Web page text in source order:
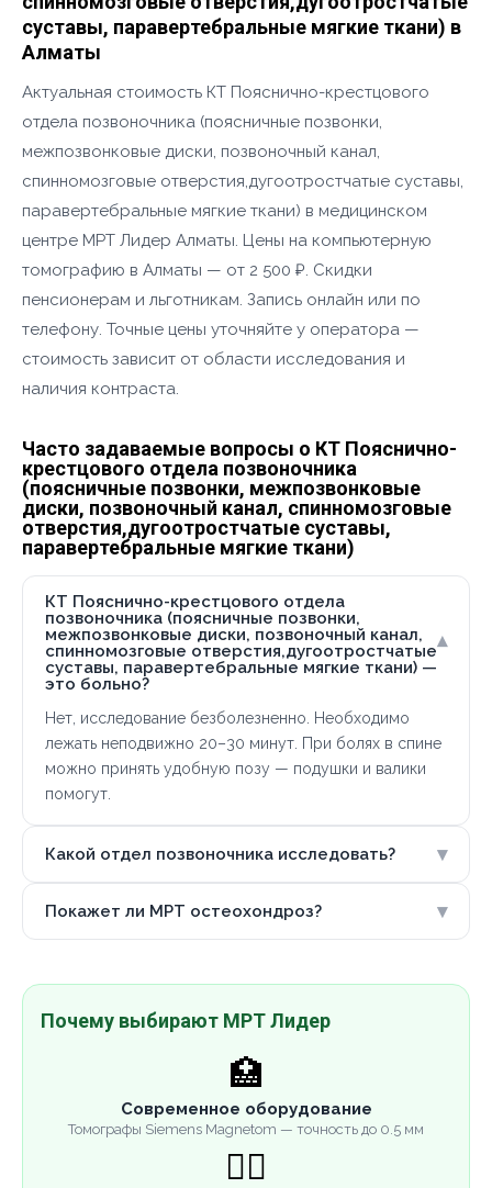
суставы, паравертебральные мягкие ткани) в
Алматы
Актуальная стоимость КТ Пояснично-крестцового
отдела позвоночника (поясничные позвонки,
межпозвонковые диски, позвоночный канал,
спинномозговые отверстия,дугоотростчатые суставы,
паравертебральные мягкие ткани) в медицинском
центре МРТ Лидер Алматы. Цены на компьютерную
томографию в Алматы — от 2 500 ₽. Скидки
пенсионерам и льготникам. Запись онлайн или по
телефону. Точные цены уточняйте у оператора —
стоимость зависит от области исследования и
наличия контраста.
Часто задаваемые вопросы о КТ Пояснично-
крестцового отдела позвоночника
(поясничные позвонки, межпозвонковые
диски, позвоночный канал, спинномозговые
отверстия,дугоотростчатые суставы,
паравертебральные мягкие ткани)
КТ Пояснично-крестцового отдела
позвоночника (поясничные позвонки,
межпозвонковые диски, позвоночный канал,
спинномозговые отверстия,дугоотростчатые
суставы, паравертебральные мягкие ткани) —
это больно?
▾
Нет, исследование безболезненно. Необходимо
лежать неподвижно 20–30 минут. При болях в спине
можно принять удобную позу — подушки и валики
помогут.
Какой отдел позвоночника исследовать? ▾
Покажет ли МРТ остеохондроз? ▾
Почему выбирают МРТ Лидер
🏥
Современное оборудование
Томографы Siemens Magnetom — точность до 0.5 мм
👨‍⚕️